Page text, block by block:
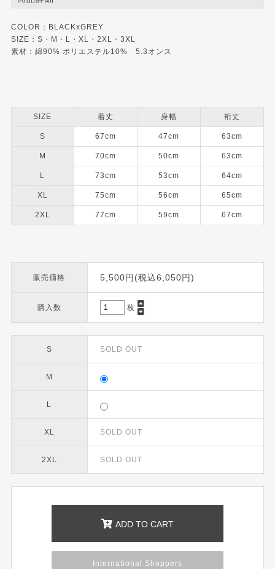
COLOR：BLACKxGREY
SIZE：S・M・L・XL・2XL・3XL
素材：綿90% ポリエステル10% 5.3オンス
SIZE 着丈 身幅 裄丈
S 67cm 47cm 63cm
M 70cm 50cm 63cm
L 73cm 53cm 64cm
XL 75cm 56cm 65cm
2XL 77cm 59cm 67cm
販売価格 5,500円(税込6,050円)
購入数 枚
S SOLD OUT
M
L
XL SOLD OUT
2XL SOLD OUT
ADD TO CART
International Shoppers